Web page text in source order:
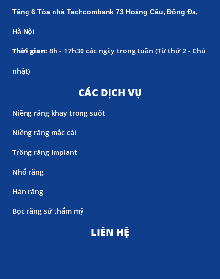
Tầng 6 Tòa nhà Techcombank 73 Hoàng Cầu, Đống Đa,
Hà Nội
Thời gian: 8h - 17h30 các ngày trong tuần (Từ thứ 2 - Chủ
nhật)
CÁC DỊCH VỤ
Niềng răng khay trong suốt
Niềng răng mắc cài
Trồng răng Implant
Nhổ răng
Hàn răng
Bọc răng sứ thẩm mỹ
LIÊN HỆ